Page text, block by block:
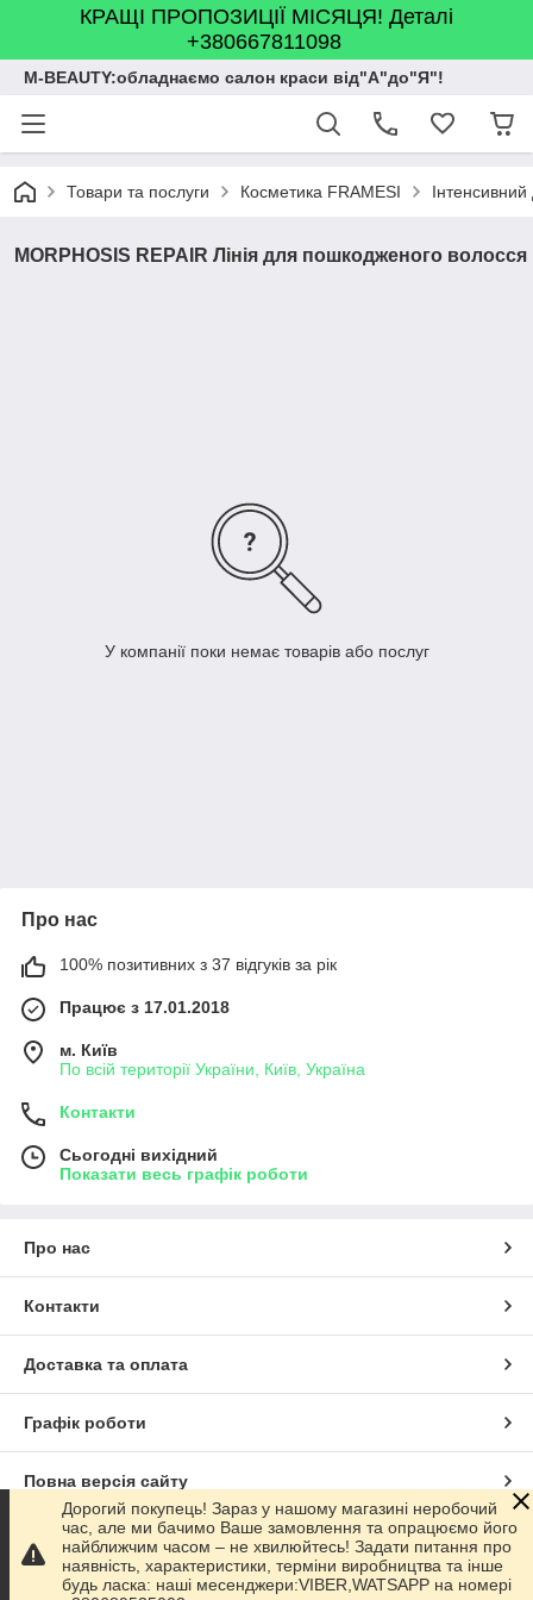
КРАЩІ ПРОПОЗИЦІЇ МІСЯЦЯ! Деталі
+380667811098
M-BEAUTY:обладнаємо салон краси від"А"до"Я"!
Товари та послуги Косметика FRAMESI
MORPHOSIS REPAIR Лінія для пошкодженого волосся
У компанії поки немає товарів або послуг
Про нас
100% позитивних з 37 відгуків за рік
Працює з 17.01.2018
м. Київ
По всій території України, Київ, Україна
Контакти
Сьогодні вихідний
Показати весь графік роботи
Про нас
Контакти
Доставка та оплата
Графік роботи
Повна версія сайту
Сайт створено на маркетплейсіProm.ua
Дорогий покупець! Зараз у нашому магазині неробочий
час, але ми бачимо Ваше замовлення та опрацюємо його
найближчим часом – не хвилюйтесь! Задати питання про
наявність, характеристики, терміни виробництва та інше
будь ласка: наші месенджери:VIBER,WATSAPP на номері